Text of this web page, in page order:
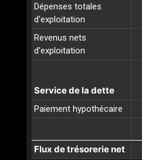
Dépenses totales
d'exploitation
Revenus nets
d'exploitation
Service de la dette
Paiement hypothécaire
Flux de trésorerie net